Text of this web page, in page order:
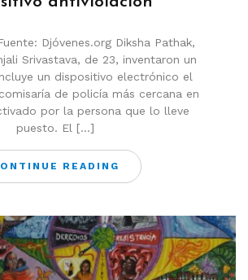
Djóvenes.org Diksha Pathak,
Srivastava, de 23, inventaron un
un dispositivo electrónico el
de policía más cercana en
por la persona que lo lleve
puesto. El […]
READING